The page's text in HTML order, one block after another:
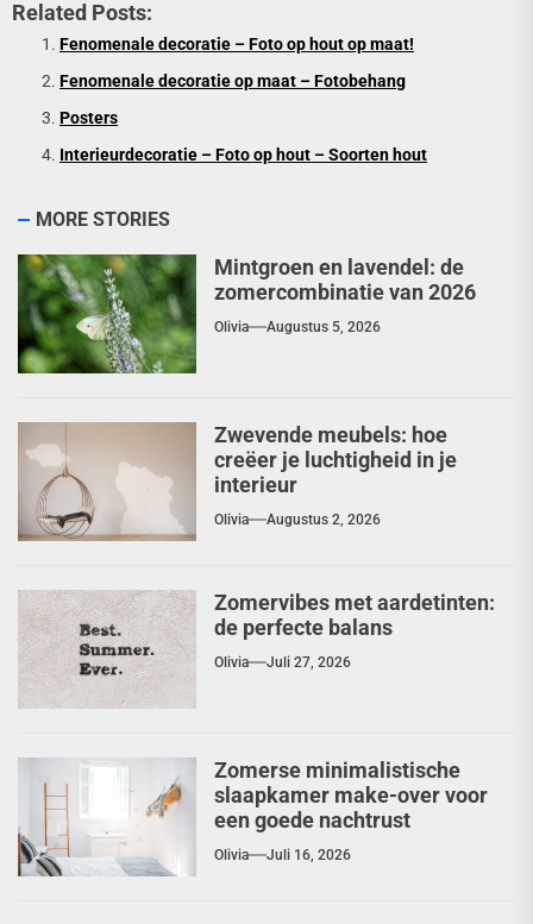
Related Posts:
Fenomenale decoratie – Foto op hout op maat!
Fenomenale decoratie op maat – Fotobehang
Posters
Interieurdecoratie – Foto op hout – Soorten hout
MORE STORIES
Mintgroen en lavendel: de
zomercombinatie van 2026
Olivia Augustus 5, 2026
Zwevende meubels: hoe
creëer je luchtigheid in je
interieur
Olivia Augustus 2, 2026
Zomervibes met aardetinten:
de perfecte balans
Olivia Juli 27, 2026
Zomerse minimalistische
slaapkamer make-over voor
een goede nachtrust
Olivia Juli 16, 2026